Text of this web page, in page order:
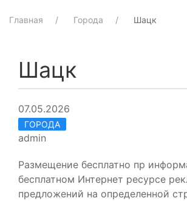
Главная Города Шацк
Шацк
07.05.2026
ГОРОДА
admin
Размещение бесплатно пр
бесплатном Интернет ресурсе
предложений на определенной